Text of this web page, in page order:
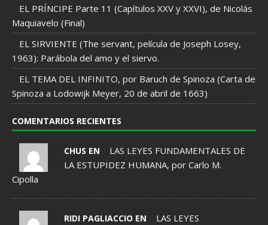
EL PRÍNCIPE Parte 11 (Capítulos XXV y XXVI), de Nicolás
Maquiavelo (Final)
EL SIRVIENTE (The servant, película de Joseph Losey,
1963): Parábola del amo y el siervo.
EL TEMA DEL INFINITO, por Baruch de Spinoza (Carta de
Spinoza a Lodowijk Meyer, 20 de abril de 1663)
COMENTARIOS RECIENTES
CHUS EN
LAS LEYES FUNDAMENTALES DE
LA ESTUPIDEZ HUMANA, por Carlo M.
Cipolla
RIDI PAGLIACCIO EN
LAS LEYES